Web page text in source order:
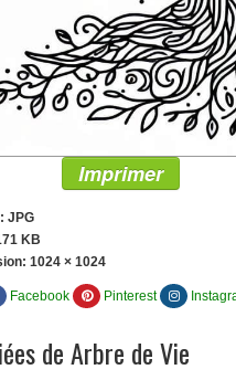
Imprimer
JPG
KB
1024 × 1024
Facebook Pinterest
de Arbre de Vie